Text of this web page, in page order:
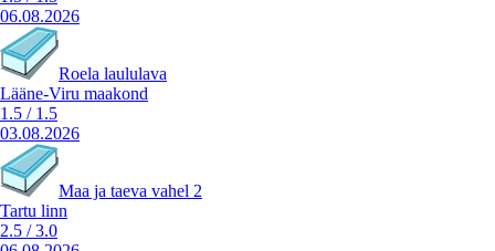
06.08.2026
Roela laululava
Lääne-Viru maakond
1.5 / 1.5
03.08.2026
Maa ja taeva vahel 2
Tartu linn
2.5 /3.0